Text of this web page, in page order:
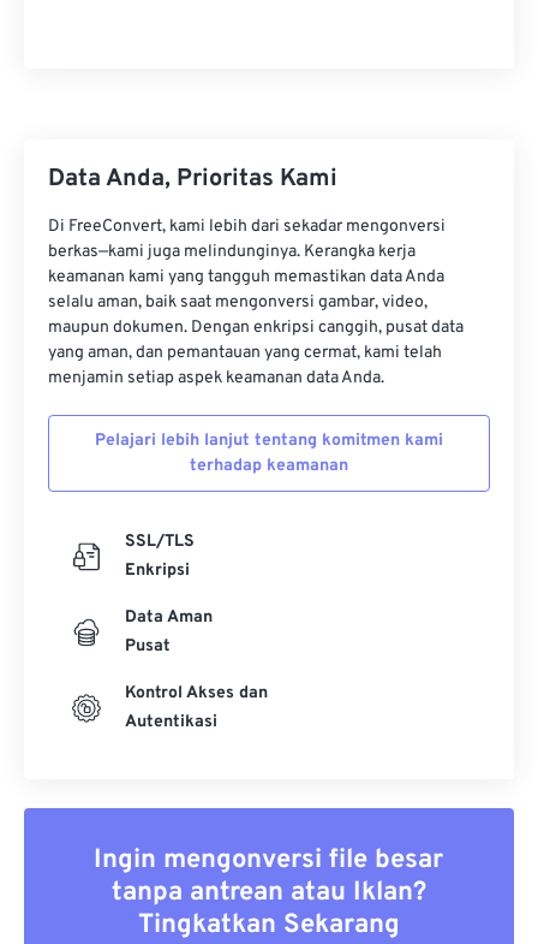
Data Anda, Prioritas Kami
Di FreeConvert, kami lebih dari sekadar mengonversi
berkas—kami juga melindunginya. Kerangka kerja
keamanan kami yang tangguh memastikan data Anda
selalu aman, baik saat mengonversi gambar, video,
maupun dokumen. Dengan enkripsi canggih, pusat data
yang aman, dan pemantauan yang cermat, kami telah
menjamin setiap aspek keamanan data Anda.
Pelajari lebih lanjut tentang komitmen kami
terhadap keamanan
SSL/TLS
Enkripsi
Data Aman
Pusat
Kontrol Akses dan
Autentikasi
Ingin mengonversi file besar
tanpa antrean atau Iklan?
Tingkatkan Sekarang